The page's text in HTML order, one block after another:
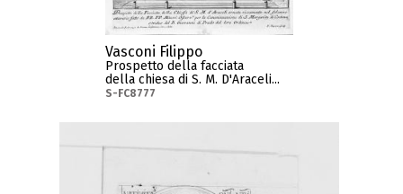
Vasconi Filippo
Prospetto della facciata
della chiesa di S. M. D'Araceli...
S-FC8777